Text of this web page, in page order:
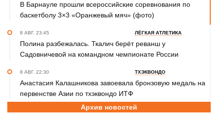
В Барнауле прошли всероссийские соревнования по
баскетболу 3×3 «Оранжевый мяч» (фото)
8 АВГ. 23:45 ЛЁГКАЯ АТЛЕТИКА
Полина разбежалась. Ткалич берёт реванш у
Садовничевой на командном чемпионате России
8 АВГ. 22:30 ТХЭКВОНДО
Анастасия Калашникова завоевала бронзовую медаль на
первенстве Азии по тхэквондо ИТФ
ДЖИУ-ДЖИТСУ
Архив новостей